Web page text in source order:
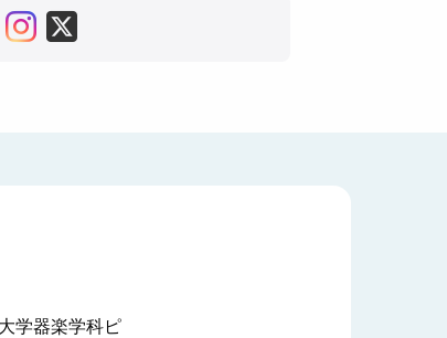
学器楽学科ピ